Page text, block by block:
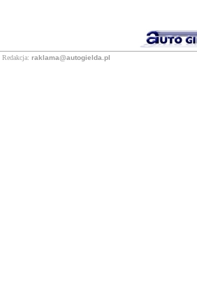
Redakcja: raklama@autogielda.pl